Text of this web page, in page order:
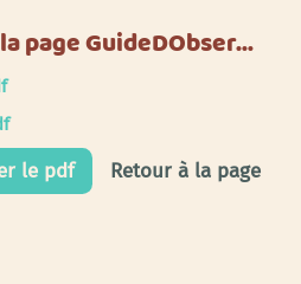
page GuideDObser…
le pdf Retour à la page